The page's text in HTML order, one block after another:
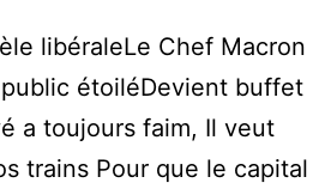
libéraleLe Chef Macron
étoiléDevient buffet
a toujours faim, Il veut
trains Pour que le capital